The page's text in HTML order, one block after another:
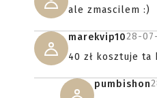
ale zmascilem :)
marekvip1028-
40 zł kosztuje ta
pumbishon